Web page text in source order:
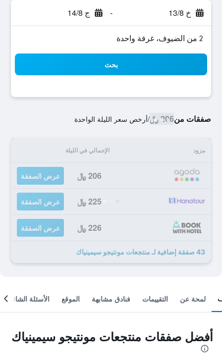
خ 13/8 - ج 14/8
2 من الضيوف، غرفة واحدة
بحث
صفقات من206 ﷼ /أرخص سعر الليلة الواحدة
مزود الإجمالي في الليلة
206 ﷼ عرض الصفقة
225 ﷼ عرض الصفقة
226 ﷼ عرض الصفقة
43 صفقة إضافية لـ منتجعات مونتيجو سيمينياك
لمحة عن التقييمات فنادق مشابهة الموقع الأسئلة الشائعة
أفضل صفقات منتجعات مونتيجو سيمينياك